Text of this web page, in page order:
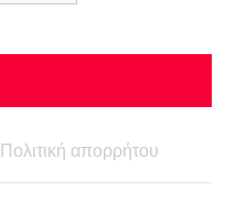
Πολιτική απορρήτου